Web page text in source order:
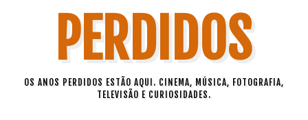
PERDIDOS
OS ANOS PERDIDOS ESTÃO AQUI. CINEMA, MÚSICA, FOTOGRAFIA,
TELEVISÃO E CURIOSIDADES.